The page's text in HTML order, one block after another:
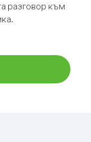
разговор към